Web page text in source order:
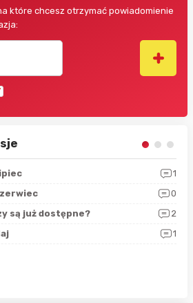
które chcesz otrzymać powiadomienie
1
0
są już dostępne?
2
1